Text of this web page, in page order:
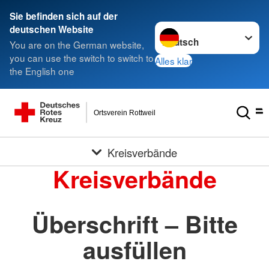
Sie befinden sich auf der
deutschen Website
You are on the German website,
you can use the switch to switch to
the English one
Sprache wechseln zu
Alles klar
Ortsverein Rottweil
Kreisverbände
Kreisverbände
Überschrift – Bitte
ausfüllen